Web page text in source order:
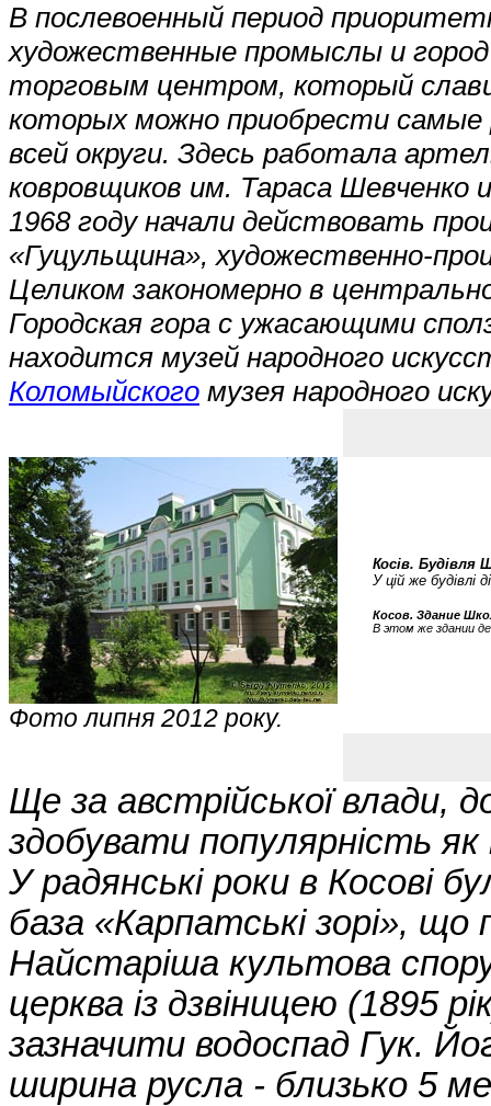
В послевоенный период
художественные промыслы и
торговым центром, который
которых можно приобрести самые
всей округи. Здесь работала
ковровщиков им. Тараса Шевченко
1968 году начали действовать
«Гуцульщина», художественно-
Целиком закономерно в
Городская гора с ужасающими
находится музей народного
Коломыйского музея народного
Фото липня 2012 року.
Косів.
У цій же будівлі
Косов. Здание
В этом же здании
Ще за австрійської влади,
здобувати популярність
У радянські роки в Косові
база «Карпатські зорі»,
Найстаріша культова
церква із дзвіницею (1895
зазначити водоспад Гук.
ширина русла - близько 5